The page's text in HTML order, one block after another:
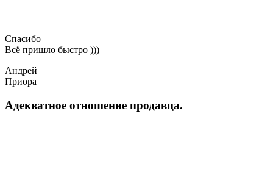
Спасибо
Всё пришло быстро )))
Андрей
Приора
Адекватное отношение продавца.